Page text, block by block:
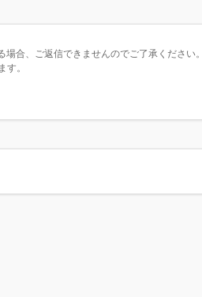
合、ご返信できませんのでご了承ください。
。